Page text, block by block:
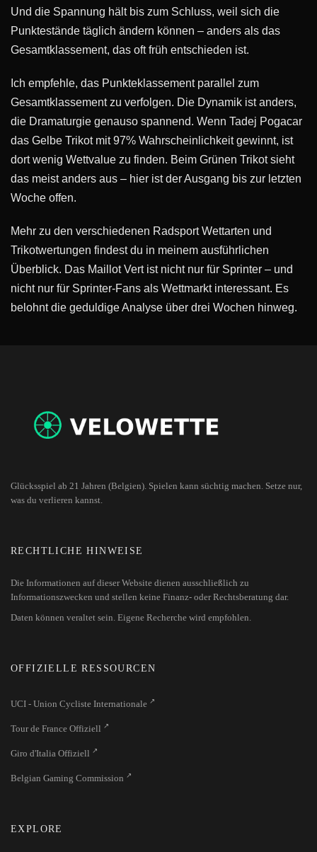
Und die Spannung hält bis zum Schluss, weil sich die
Punktestände täglich ändern können – anders als das
Gesamtklassement, das oft früh entschieden ist.
Ich empfehle, das Punkteklassement parallel zum
Gesamtklassement zu verfolgen. Die Dynamik ist anders,
die Dramaturgie genauso spannend. Wenn Tadej Pogacar
das Gelbe Trikot mit 97% Wahrscheinlichkeit gewinnt, ist
dort wenig Wettvalue zu finden. Beim Grünen Trikot sieht
das meist anders aus – hier ist der Ausgang bis zur letzten
Woche offen.
Mehr zu den verschiedenen Radsport Wettarten und
Trikotwertungen findest du in meinem ausführlichen
Überblick. Das Maillot Vert ist nicht nur für Sprinter – und
nicht nur für Sprinter-Fans als Wettmarkt interessant. Es
belohnt die geduldige Analyse über drei Wochen hinweg.
Glücksspiel ab 21 Jahren (Belgien). Spielen kann süchtig machen. Setze nur,
was du verlieren kannst.
RECHTLICHE HINWEISE
Die Informationen auf dieser Website dienen ausschließlich zu
Informationszwecken und stellen keine Finanz- oder Rechtsberatung dar.
Daten können veraltet sein. Eigene Recherche wird empfohlen.
OFFIZIELLE RESSOURCEN
UCI - Union Cycliste Internationale
Tour de France Offiziell
Giro d'Italia Offiziell
Belgian Gaming Commission
EXPLORE